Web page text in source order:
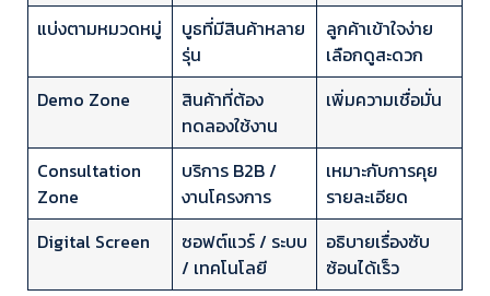
แบ่งตามหมวดหมู่
บูธที่มีสินค้าหลาย
รุ่น
ลูกค้าเข้าใจง่าย
เลือกดูสะดวก
Demo Zone
สินค้าที่ต้อง
ทดลองใช้งาน
เพิ่มความเชื่อมั่น
Consultation
Zone
บริการ B2B /
งานโครงการ
เหมาะกับการคุย
รายละเอียด
Digital Screen
ซอฟต์แวร์ / ระบบ
/ เทคโนโลยี
อธิบายเรื่องซับ
ซ้อนได้เร็ว